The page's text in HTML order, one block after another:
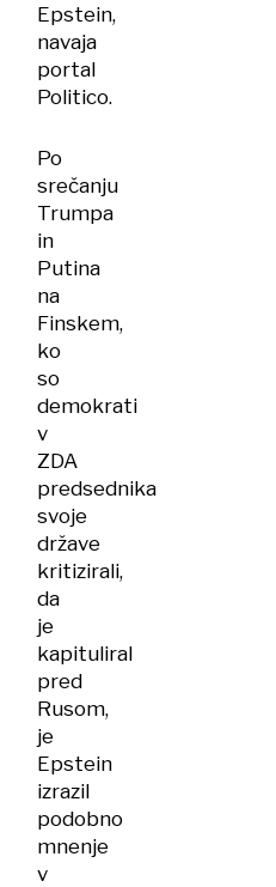
Epstein,
navaja
portal
Politico.
Po
srečanju
Trumpa
in
Putina
na
Finskem,
ko
so
demokrati
v
ZDA
predsednika
svoje
države
kritizirali,
da
je
kapituliral
pred
Rusom,
je
Epstein
izrazil
podobno
mnenje
v